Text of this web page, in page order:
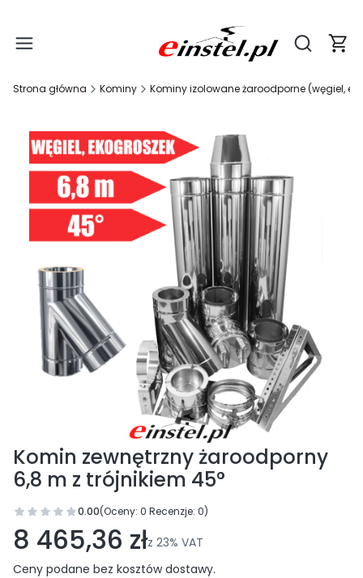
Otwórz
Strona główna Kominy Kominy izolowane żaroodporne (węgiel,
Komin zewnętrzny żaroodporny
6,8 m z trójnikiem 45°
0.00(Oceny: 0 Recenzje: 0)
Przejdź do sekcji Opinie
8 465,36 złz 23% VAT
Ceny podane bez kosztów dostawy.